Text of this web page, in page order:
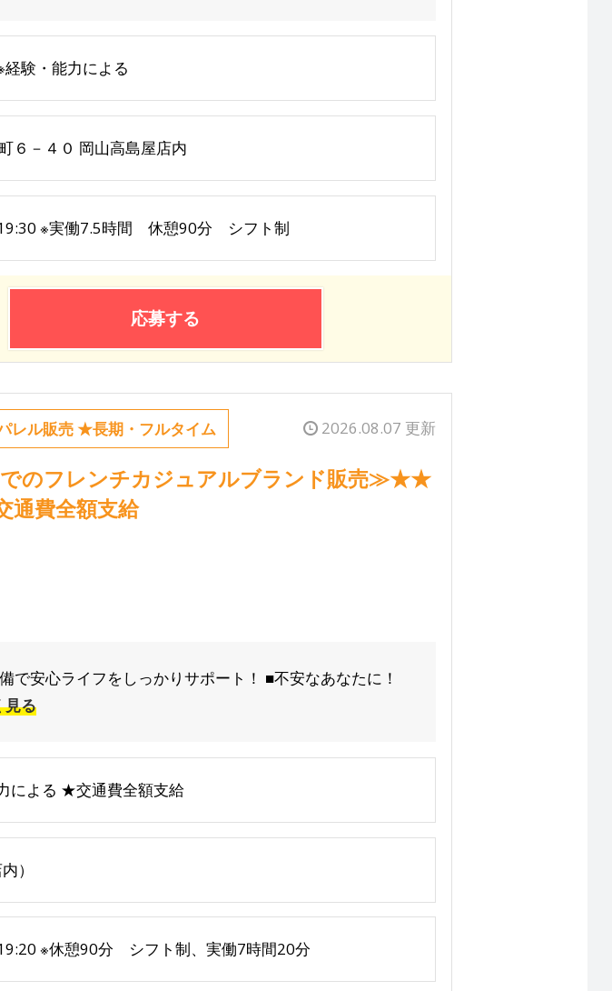
験・能力による
６－４０ 岡山高島屋店内
19:30 ※実働7.5時間 休憩90分 シフト制
応募する
レル販売 ★長期・フルタイム 2026.08.07 更新
のフレンチカジュアルブランド販売≫★★
通費全額支給
安心ライフをしっかりサポート！ ■不安なあなたに！
見る
による ★交通費全額支給
）
※休憩90分 シフト制、実働7時間20分